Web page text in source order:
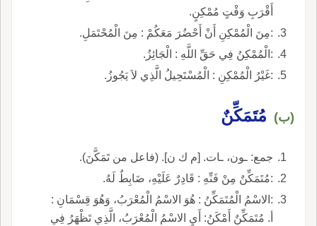
أَقْرَبِ وَقْتٍ مُمْكِنٍ.
:مِنَ الْمُمْكِنِ أَنْ أَحْضُرَ مَعَكُمْ : مِنَ الْمُحْتَمَلِ.
:الْمُمْكِنُ فِي حَقِّ اللَّهِ : الْجَائِزُ.
:غَيْرُ الْمُمْكِنِ : الْمُسْتَحِيلُ الَّذِي لاَ يَجُوزُ.
(ب) مُتَمَكِّنٌ
جمع: ـون، ـات. [م ك ن]. (فاعل من تَمَكَّنَ).
:مُتَمَكِّنٌ مِنْ فَنِّهِ : قَادِرٌ عَلَيْهِ، ضَابِطٌ لَهُ.
:الاسْمُ الْمُتَمَكِّنُ : هُوَ الاسْمُ الْمُعْرَبُ، وَهُوَ قِسْمَانِ :
أ. مُتَمَكِّنٌ أَمْكَنُ: أَيِ الاسْمُ الْمُعْرَبُ، الَّذِي تَظْهَرُ فِي